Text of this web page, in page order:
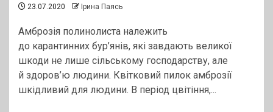
23.07.2020 Ірина Паясь
Амброзія полинолиста належить
до карантинних бур’янів, які завдають великої
шкоди не лише сільському господарству, але
й здоров’ю людини. Квітковий пилок амброзії
шкідливий для людини. В період цвітіння,...